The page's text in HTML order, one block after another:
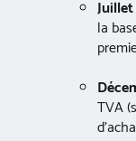
la
TVA